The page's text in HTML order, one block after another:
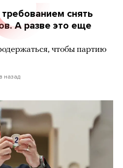
снять
А разве это еще
чтобы партию
назад